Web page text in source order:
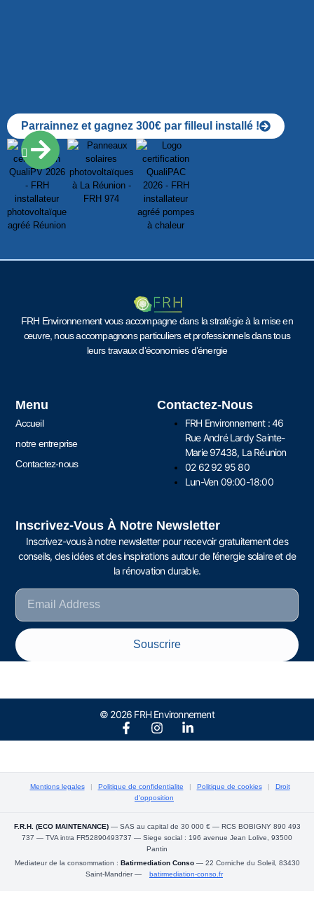
Parrainnez et gagnez 300€ par filleul installé !
FRH Environnement vous accompagne dans la stratégie à la mise en
œuvre, nous accompagnons particuliers et professionnels dans tous
leurs travaux d’économies d’énergie
Menu
Accueil
notre entreprise
Contactez-nous
Contactez-Nous
FRH Environnement : 46
Rue André Lardy Sainte-
Marie 97438, La Réunion
02 62 92 95 80
Lun-Ven 09:00-18:00
Inscrivez-Vous À Notre Newsletter
Inscrivez-vous à notre newsletter pour recevoir gratuitement des
conseils, des idées et des inspirations autour de l’énergie solaire et de
la rénovation durable.
Souscrire
© 2026 FRH Environnement
Mentions legales | Politique de confidentialite | Politique de cookies |
Droit
d'opposition
F.R.H. (ECO MAINTENANCE)— SAS au capital de 30 000 € — RCS BOBIGNY 890 493
737 — TVA intra FR52890493737 — Siege social : 196 avenue Jean Lolive, 93500
Pantin
Mediateur de la consommation : Batirmediation Conso— 22 Corniche du Soleil, 83430
Saint-Mandrier —
batirmediation-conso.fr